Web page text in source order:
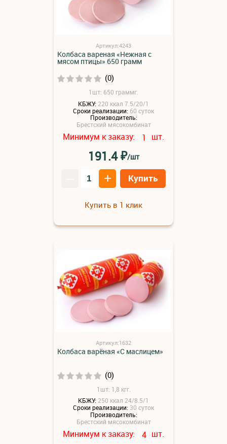
Артикул:4243
Колбаса вареная «Нежная с
мясом птицы» 650 грамм
(0)
1шт: 650 граммг.
КБЖУ: 220 ккал 7.5/20/1
Сроки реализации: 60 суток
Производитель:
Брестский мясокомбинат
Минимум к заказу: 1 шт.
191.4₽/шт
+ Купить
Купить в 1 клик
Артикул:1632
Колбаса варёная «С маслицем»
(0)
1шт: 1,8 кгг.
КБЖУ:250 ккал 24/8.5/1
Сроки реализации: 30 суток
Производитель:
Брестский мясокомбинат
Минимум к заказу: 4 шт.